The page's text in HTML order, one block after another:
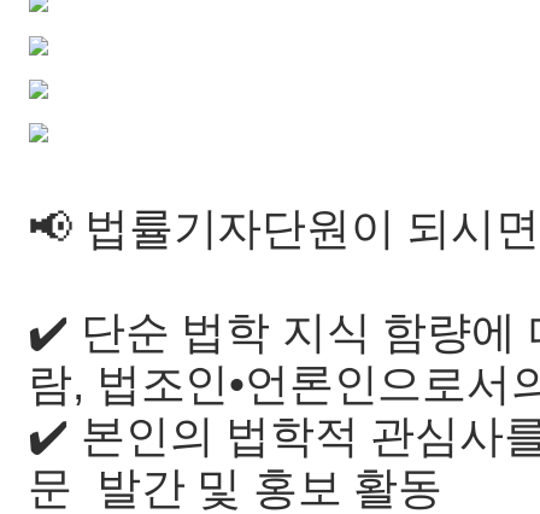
📢 법률기자단원이 되시면
✔️ 단순 법학 지식 함량에
람, 법조인•언론인으로서
✔️ 본인의 법학적 관심사
문 발간 및 홍보 활동